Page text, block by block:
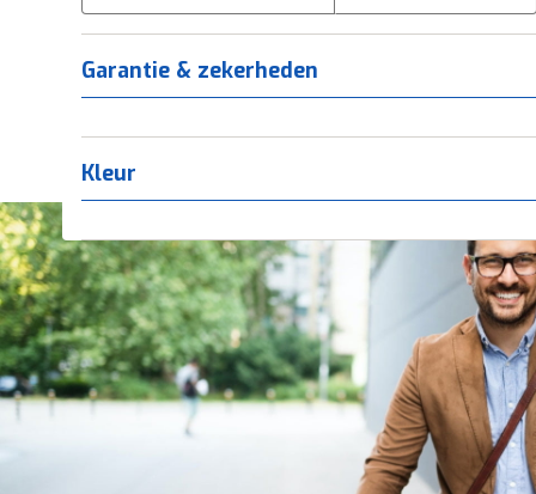
Tica
Garantie & zekerheden
Kleur